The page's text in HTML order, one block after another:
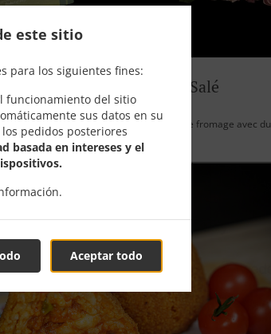
este sitio
para los siguientes fines:
funcionamiento del sitio
sus datos en su
pedidos posteriores
basada en intereses y el
Aceptar todo
aperò Grand +Panettone Salé
combinaison de charcuterie et de fromage avec du
salé à prix spécial